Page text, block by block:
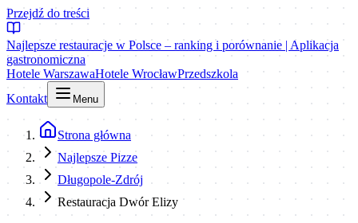
Przejdź do treści
Najlepsze restauracje w Polsce – ranking i porównanie | Aplikacja
gastronomiczna
Hotele WarszawaHotele WrocławPrzedszkola
Kontakt
Menu
Strona główna
Najlepsze Pizze
Długopole-Zdrój
Restauracja Dwór Elizy